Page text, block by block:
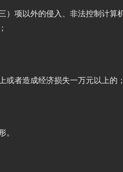
）项以外的侵入、非法控制计
或者造成经济损失一万元以上的；
。